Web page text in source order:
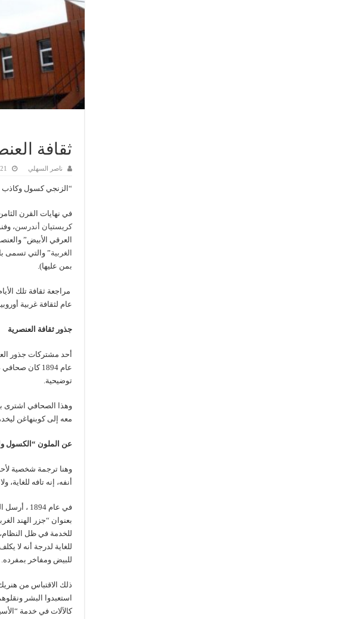
ثقافة
ناصر السهلي
“الزنجي كسول وكاذب
في نهايات القرن
كريستيان أندرسن،
العرقي الأبيض”
الغربية
بمن عليها).
مراجعة ثقافة تلك
عام لثقافة غربية
جذور ثقافة العنصرية
أحد مشتركات جذور
عام 1894 كان صحافي دنماركي شهير،
توضيحية.
وهذا الصحافي اشترى
معه إلى كوبنهاغن
عن الملون “الكسول
وهنا ترجمة شخصية
أنفه، إنه تافه
في عام 1894 ، أرسل الصحفي الشهير في بوليتيكن هنريك كافلينج مجموعة من الرسائل مع الرسوم التوضيحية لرسام الكاريكاتير
بعنوان “جزر الهند
للخدمة في ظل
للغاية لدرجة أنه لا
للبيض ومفاخر
ذلك الاقتباس من
استعبدوا البشر
كالآلات في خدمة